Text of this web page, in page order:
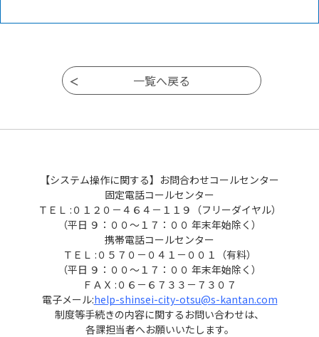
【システム操作に関する】お問合わせコールセンター
固定電話コールセンター
ＴＥＬ :０１２０－４６４－１１９（フリーダイヤル）
（平日 ９：００～１７：００ 年末年始除く）
携帯電話コールセンター
ＴＥＬ :０５７０－０４１－００１（有料）
（平日 ９：００～１７：００ 年末年始除く）
ＦＡＸ :０６－６７３３－７３０７
電子メール:help-shinsei-city-otsu@s-kantan.com
制度等手続きの内容に関するお問い合わせは、
各課担当者へお願いいたします。